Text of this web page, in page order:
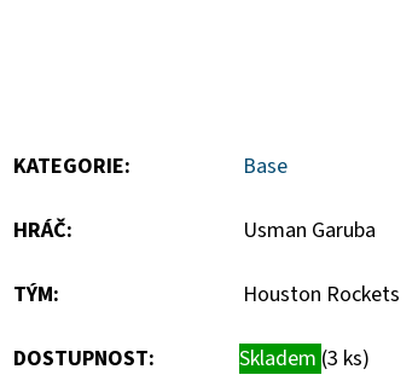
KATEGORIE: Base
HRÁČ: Usman Garuba
TÝM: Houston Rockets
DOSTUPNOST: Skladem (3 ks)